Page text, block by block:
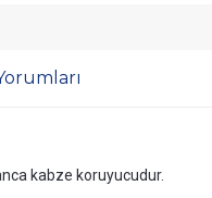
kabze koruyucudur.